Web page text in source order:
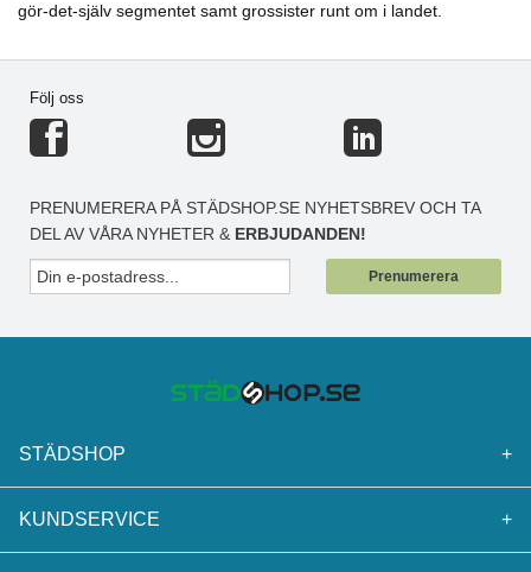
gör-det-själv segmentet samt grossister runt om i landet.
Följ oss
PRENUMERERA PÅ STÄDSHOP.SE NYHETSBREV OCH TA
DEL AV VÅRA NYHETER & ERBJUDANDEN!
Prenumerera
STÄDSHOP +
KUNDSERVICE +